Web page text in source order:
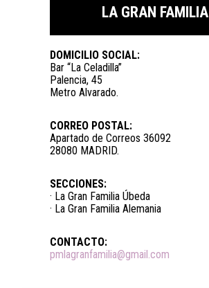
LA GRAN FAMILIA
DOMICILIO SOCIAL:
Bar “La Celadilla”
Palencia, 45
Metro Alvarado.
CORREO POSTAL:
Apartado de Correos 36092
28080 MADRID.
SECCIONES:
· La Gran Familia Úbeda
· La Gran Familia Alemania
CONTACTO:
pmlagranfamilia@gmail.com